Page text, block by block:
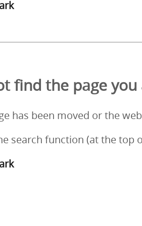
find the page
has been moved or the
search function (at the top